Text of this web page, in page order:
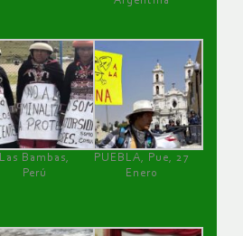
Las Bambas,
Perú
PUEBLA, Pue, 27
Enero